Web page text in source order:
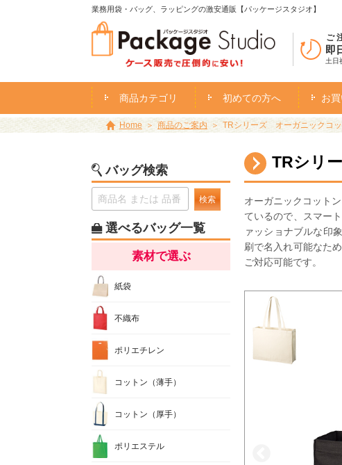
業務用袋・バッグ、ラッピングの激安通販【パッケージスタジオ】
ご
即
土日
商品カテゴリ 初めての方へ お
Home 商品のご案内 TRシリーズ オーガニックコ
TRシリ
オーガニックコット
ているので、スマー
ァッショナブルな印
刷で名入れ可能なた
ご対応可能です。
バッグ検索
検索
選べるバッグ一覧
素材で選ぶ
紙袋
不織布
ポリエチレン
コットン（薄手）
コットン（厚手）
ポリエステル